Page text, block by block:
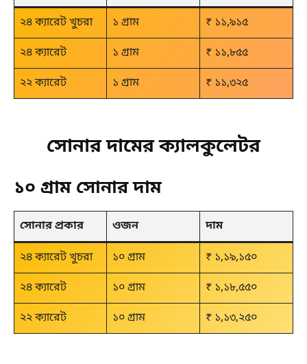
২৪ ক্যারেট খুচরা ১ গ্রাম
₹ ১১,৯১৫
২৪ ক্যারেট
১ গ্রাম
₹ ১১,৮৫৫
২২ ক্যারেট
১ গ্রাম ₹ ১১,৩২৫
সোনার দামের ক্যালকুলেটর
১০ গ্রাম সোনার দাম
সোনার প্রকার ওজন দাম
২৪ ক্যারেট খুচরা ১০ গ্রাম
₹ ১,১৯,১৫০
২৪ ক্যারেট
১০ গ্রাম
₹ ১,১৮,৫৫০
২২ ক্যারেট
১০ গ্রাম ₹ ১,১৩,২৫০